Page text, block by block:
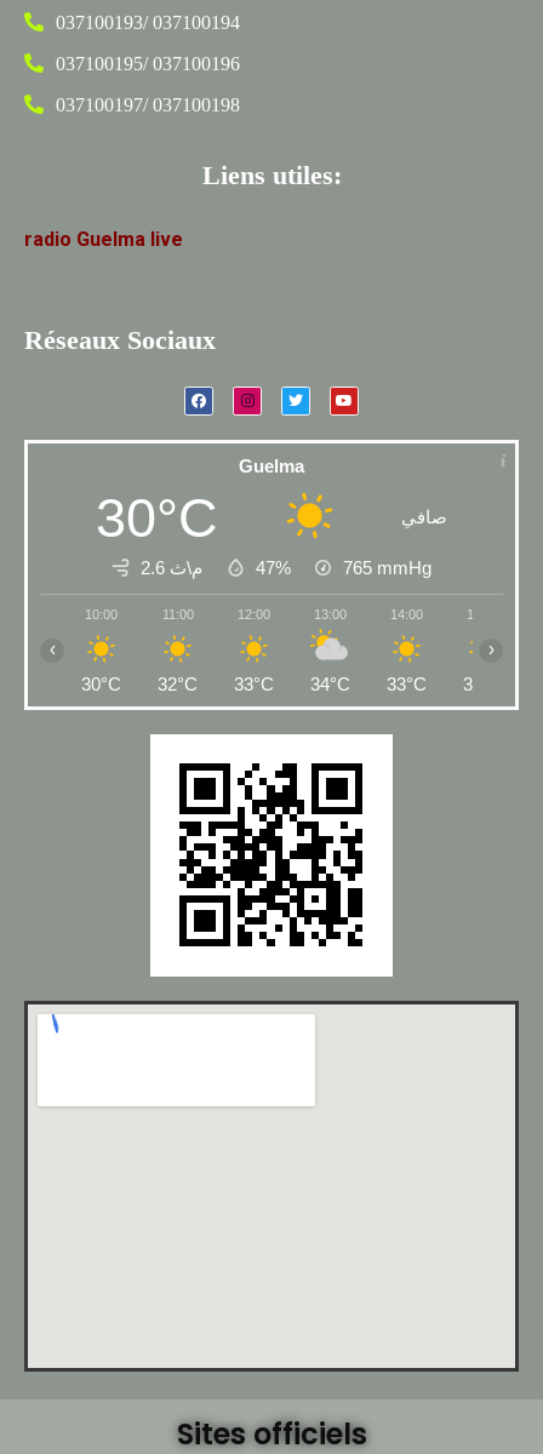
037100193/ 037100194
037100195/ 037100196
037100197/ 037100198
Liens utiles:
radio Guelma live
Réseaux Sociaux
Guelma
30°C صافي
2.6 م\ث 47% 765 mmHg
10:00
30°C
11:00
32°C
12:00
33°C
13:00
34°C
14:00
33°C
15:00
34°C
‹ ›
Sites officiels